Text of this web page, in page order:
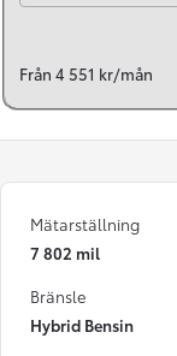
Från 4 551 kr/mån
Mätarställning
7 802 mil
Bränsle
Hybrid Bensin